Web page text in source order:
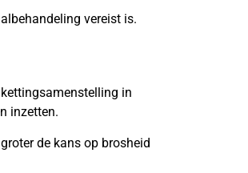
vereist is.
in
inzetten.
de kans op brosheid